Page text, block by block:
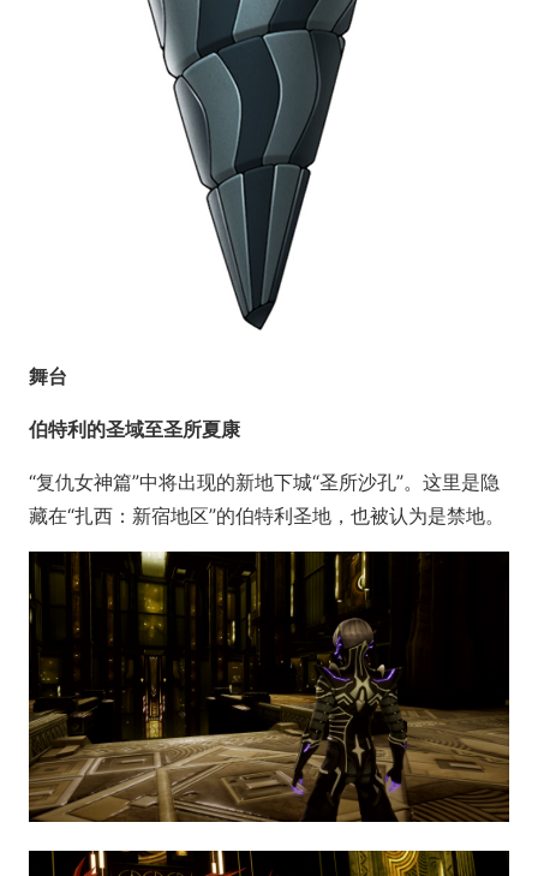
舞台
伯特利的圣域至圣所夏康
“复仇女神篇”中将出现的新地下城“圣所沙孔”。这里是隐
藏在“扎西：新宿地区”的伯特利圣地，也被认为是禁地。